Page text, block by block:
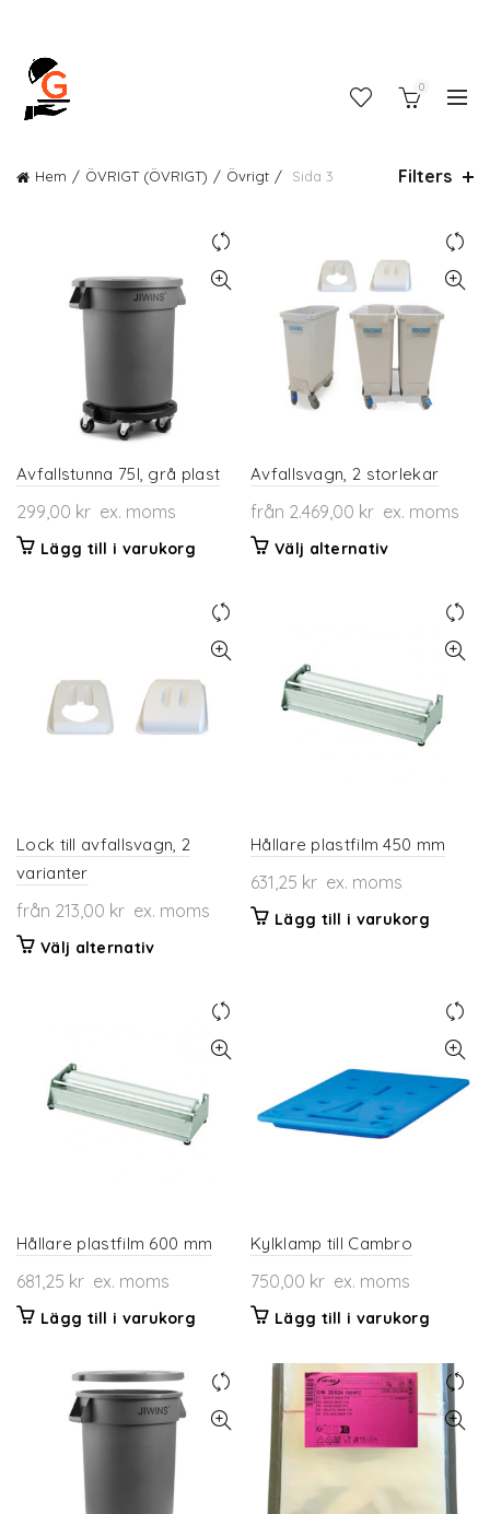
0
Hem ÖVRIGT (ÖVRIGT) Övrigt Sida 3 Filters
Avfallstunna 75l, grå plast
299,00 kr ex. moms
Lägg till i varukorg
Avfallsvagn, 2 storlekar
från 2.469,00 kr ex. moms
Välj alternativDen
De
olika
alternativen
produktsidan
Lock till avfallsvagn, 2
varianter
från 213,00 kr ex. moms
Välj alternativDen
De
olika
alternativen
produktsidan
Hållare plastfilm 450 mm
631,25 kr ex. moms
Lägg till i varukorg
Hållare plastfilm 600 mm
681,25 kr ex. moms
Lägg till i varukorg
Kylklamp till Cambro
750,00 kr ex. moms
Lägg till i varukorg